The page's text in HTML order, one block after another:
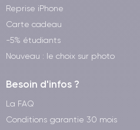
Reprise iPhone
Carte cadeau
-5% étudiants
Nouveau : le choix sur photo
Besoin d'infos ?
La FAQ
Conditions garantie 30 mois